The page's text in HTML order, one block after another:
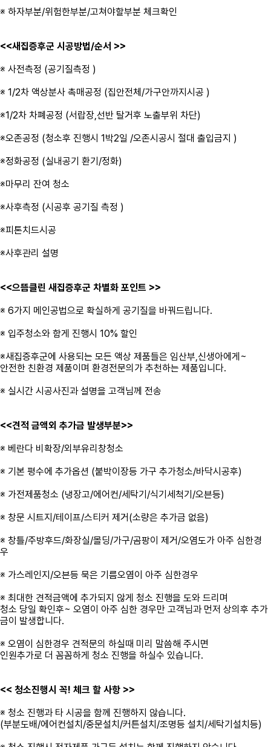
※ 하자부분/위험한부분/고쳐야할부분 체크확인
<<새집증후군 시공방법/순서 >>
※ 사전측정 (공기질측정 )
※ 1/2차 액상분사 촉매공정 (집안전체/가구안까지시공 )
※1/2차 차폐공정 (서랍장,선반 탈거후 노출부위 차단)
※오존공정 (청소후 진행시 1박2일 /오존시공시 절대 출입금지 )
※정화공정 (실내공기 환기/정화)
※마무리 잔여 청소
※사후측정 (시공후 공기질 측정 )
※피톤치드시공
※사후관리 설명
<<으뜸클린 새집증후군 차별화 포인트 >>
※ 6가지 메인공법으로 확실하게 공기질을 바꿔드립니다.
※ 입주청소와 함게 진행시 10% 할인
※새집증후군에 사용되는 모든 액상 제품들은 임산부,신생아에게~
안전한 친환경 제품이며 환경전문의가 추천하는 제품입니다.
※ 실시간 시공사진과 설명을 고객님께 전송
<<견적 금액외 추가금 발생부분>>
※ 베란다 비확장/외부유리창청소
※ 기본 평수에 추가옵션 (붙박이장등 가구 추가청소/바닥시공후)
※ 가전제품청소 (냉장고/에어컨/세탁기/식기세척기/오븐등)
※ 창문 시트지/테이프/스티커 제거(소량은 추가금 없음)
※ 창틀/주방후드/화장실/몰딩/가구/곰팡이 제거/오염도가 아주 심한경
우
※ 가스레인지/오븐등 묵은 기름오염이 아주 심한경우
※ 최대한 견적금액에 추가되지 않게 청소 진행을 도와 드리며
청소 당일 확인후~ 오염이 아주 심한 경우만 고객님과 먼저 상의후 추가
금이 발생합니다.
※ 오염이 심한경우 견적문의 하실때 미리 말씀해 주시면
인원추가로 더 꼼꼼하게 청소 진행을 하실수 있습니다.
<< 청소진행시 꼭! 체크 할 사항 >>
※ 청소 진행과 타 시공을 함께 진행하지 않습니다.
(부분도배/에어컨설치/중문설치/커튼설치/조명등 설치/세탁기설치등)